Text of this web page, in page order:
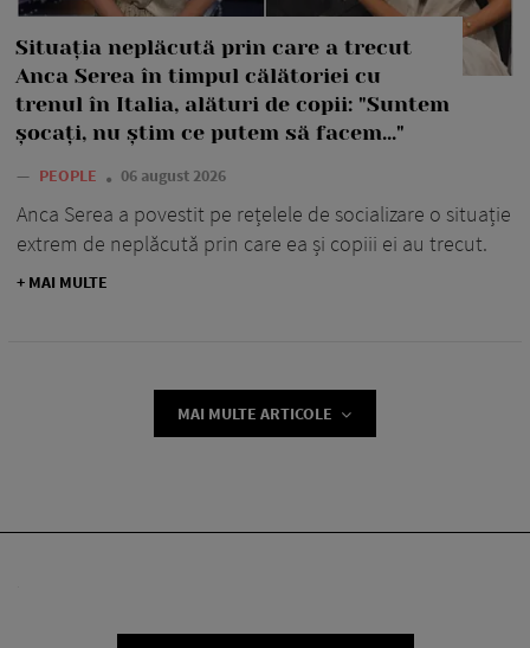
Situația neplăcută prin care a trecut
Anca Serea în timpul călătoriei cu
trenul în Italia, alături de copii: "Suntem
șocați, nu știm ce putem să facem..."
— PEOPLE 06 august 2026
Anca Serea a povestit pe rețelele de socializare o situație
extrem de neplăcută prin care ea și copiii ei au trecut.
+ MAI MULTE
MAI MULTE ARTICOLE